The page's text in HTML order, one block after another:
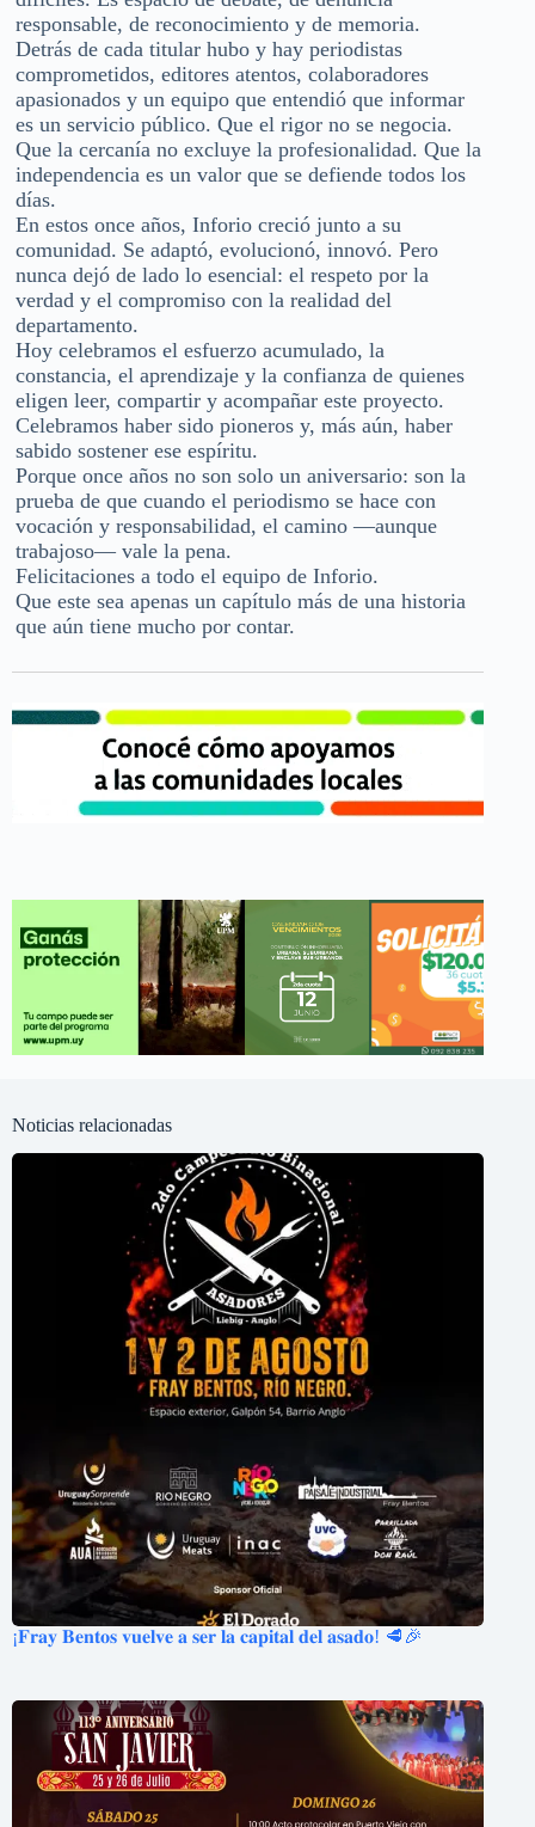
responsable, de reconocimiento y de memoria.
Detrás de cada titular hubo y hay periodistas
comprometidos, editores atentos, colaboradores
apasionados y un equipo que entendió que informar
es un servicio público. Que el rigor no se negocia.
Que la cercanía no excluye la profesionalidad. Que la
independencia es un valor que se defiende todos los
días.
En estos once años, Inforio creció junto a su
comunidad. Se adaptó, evolucionó, innovó. Pero
nunca dejó de lado lo esencial: el respeto por la
verdad y el compromiso con la realidad del
departamento.
Hoy celebramos el esfuerzo acumulado, la
constancia, el aprendizaje y la confianza de quienes
eligen leer, compartir y acompañar este proyecto.
Celebramos haber sido pioneros y, más aún, haber
sabido sostener ese espíritu.
Porque once años no son solo un aniversario: son la
prueba de que cuando el periodismo se hace con
vocación y responsabilidad, el camino —aunque
trabajoso— vale la pena.
Felicitaciones a todo el equipo de Inforio.
Que este sea apenas un capítulo más de una historia
que aún tiene mucho por contar.
Noticias relacionadas
¡𝐅𝐫𝐚𝐲 𝐁𝐞𝐧𝐭𝐨𝐬 𝐯𝐮𝐞𝐥𝐯𝐞 𝐚 𝐬𝐞𝐫 𝐥𝐚 𝐜𝐚𝐩𝐢𝐭𝐚𝐥 𝐝𝐞𝐥 𝐚𝐬𝐚𝐝𝐨! 🥩🎉